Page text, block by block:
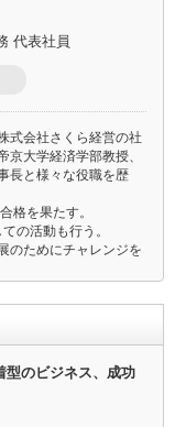
代表社員
式会社さくら経営の社
大学経済学部教授、
長と様々な役職を歴
格を果たす。
の活動も行う。
のためにチャレンジを
型のビジネス、成功